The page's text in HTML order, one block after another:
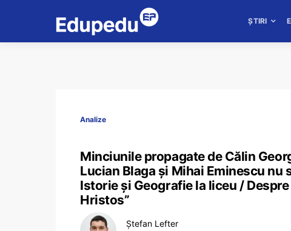
ȘTIRI
Analize
Minciunile propagate de Călin
Lucian Blaga și Mihai Eminescu
Istorie și Geografie la liceu /
Hristos”
Ștefan Lefter